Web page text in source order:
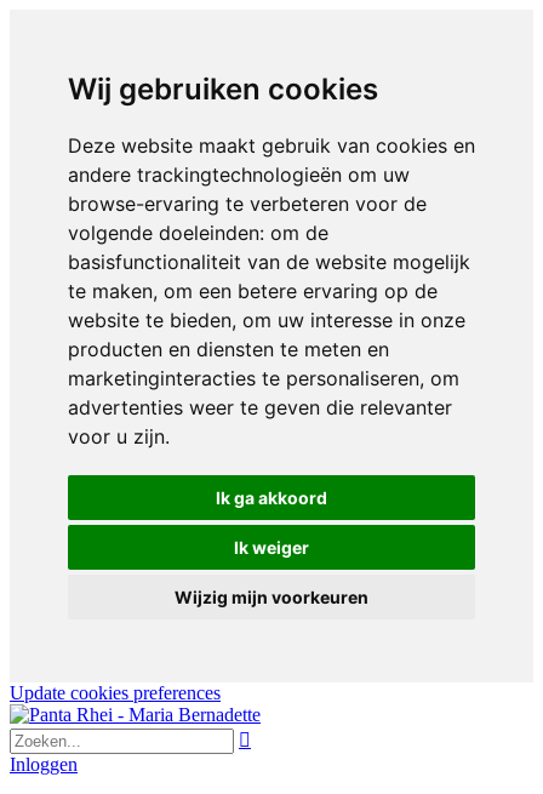
Wij gebruiken cookies
Deze website maakt gebruik van cookies en
andere trackingtechnologieën om uw
browse-ervaring te verbeteren voor de
volgende doeleinden: om de
basisfunctionaliteit van de website mogelijk
te maken, om een betere ervaring op de
website te bieden, om uw interesse in onze
producten en diensten te meten en
marketinginteracties te personaliseren, om
advertenties weer te geven die relevanter
voor u zijn.
Ik ga akkoord
Ik weiger
Wijzig mijn voorkeuren
Update cookies preferences

Inloggen